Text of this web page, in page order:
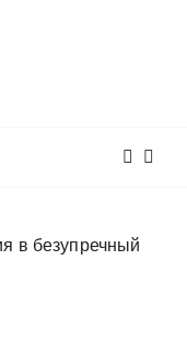
в безупречный